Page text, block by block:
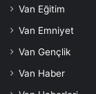
Van Eğitim
Van Emniyet
Van Gençlik
Van Haber